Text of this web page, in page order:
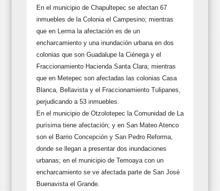
En el municipio de Chapultepec se afectan 67
inmuebles de la Colonia el Campesino; mientras
que en Lerma la afectación es de un
encharcamiento y una inundación urbana en dos
colonias que son Guadalupe la Ciénega y el
Fraccionamiento Hacienda Santa Clara; mientras
que en Metepec son afectadas las colonias Casa
Blanca, Bellavista y el Fraccionamiento Tulipanes,
perjudicando a 53 inmuebles.
En el municipio de Otzolotepec la Comunidad de La
purísima tiene afectación; y en San Mateo Atenco
son el Barrio Concepción y San Pedro Reforma,
donde se llegan a presentar dos inundaciones
urbanas; en el municipio de Temoaya con un
encharcamiento se ve afectada parte de San José
Buenavista el Grande.